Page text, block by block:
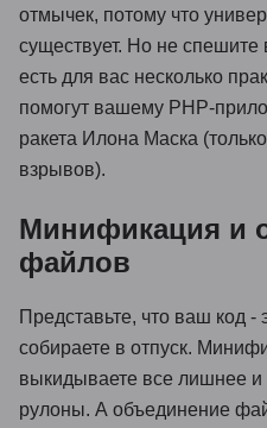
отмычек, потому что
существует. Но не
есть для вас несколько
помогут вашему PHP-
ракета Илона Маска
взрывов).
Минификация и
файлов
Представьте, что ваш код
собираете в отпуск.
выкидываете все лишнее и
рулоны. А объединение